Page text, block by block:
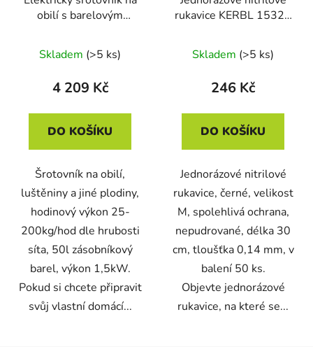
obilí s barelovým
HP 1,5kW
Skladem (>5 ks)
4 209 Kč
DO KOŠÍKU
Šrotovník na obilí,
luštěniny a jiné plodiny,
hodinový výkon 25-
200kg/hod dle hrubosti
síta, 50l zásobníkový
barel, výkon 1,5kW.
Pokud si chcete připravit
svůj vlastní domácí...
rukavice KERBL 15321
vel. M, d. 30cm, tl.
0,14mm, nepudrované,
Skladem (>5 ks)
246 Kč
DO KOŠÍKU
Jednorázové nitrilové
rukavice, černé, velikost
M, spolehlivá ochrana,
nepudrované, délka 30
cm, tloušťka 0,14 mm, v
balení 50 ks.
Objevte jednorázové
rukavice, na které se...